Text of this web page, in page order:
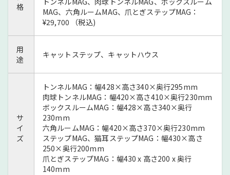
格
MAG、六角ルームMAG、爪とぎステップMAG：
¥29,700 （税込)
用
途
キャットステップ、キャットハウス
サ
イ
ズ
トンネルMAG：幅428×高さ340×奥行295mm
肉球トンネルMAG：幅420×高さ410×奥行230mm
ボックスルームMAG：幅428×高さ340×奥行
230mm
六角ルームMAG：幅420×高さ370×奥行230mm
ステップMAG、猫耳ステップMAG：幅430×高さ
250×奥行200mm
爪とぎステップMAG：幅430 x 高さ200 x 奥行
140mm